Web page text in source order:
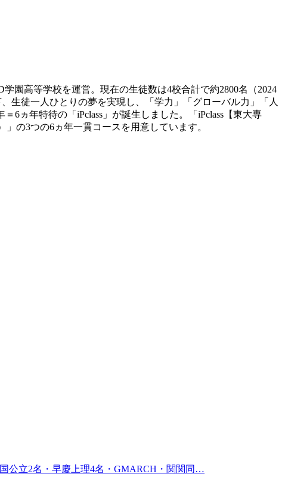
園高等学校を運営。現在の生徒数は4校合計で約2800名（2024
生徒一人ひとりの夢を実現し、「学力」「グローバル力」「人
6ヵ年特待の「iPclass」が誕生しました。「iPclass【東大専
の3つの6ヵ年一貫コースを用意しています。
公立2名・早慶上理4名・GMARCH・関関同…